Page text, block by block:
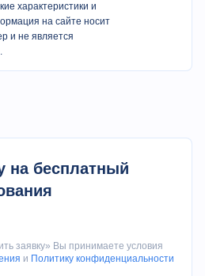
л/мин 25
характеристики и
на сайте носит
и не является
на бесплатный
заявку» Вы принимаете условия
и Политику конфиденциальности